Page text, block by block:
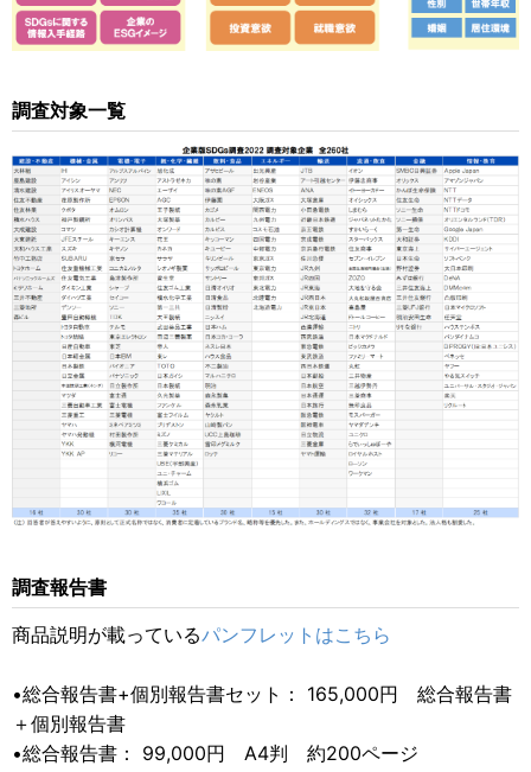
調査対象一覧
調査報告書
商品説明が載っているパンフレットはこちら
•総合報告書+個別報告書セット： 165,000円 総合報告書
＋個別報告書
•総合報告書： 99,000円 A4判 約200ページ